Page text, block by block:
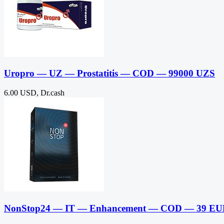
Uropro — UZ — Prostatitis — COD — 99000 UZS
6.00 USD, Dr.cash
NonStop24 — IT — Enhancement — COD — 39